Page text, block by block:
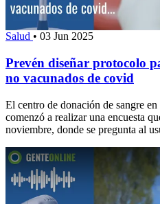
Salud • 03 Jun 2025
Prevén diseñar protocolo
no vacunados de covid
El centro de donación de sangre
comenzó a realizar una encuesta
noviembre, donde se pregunta al